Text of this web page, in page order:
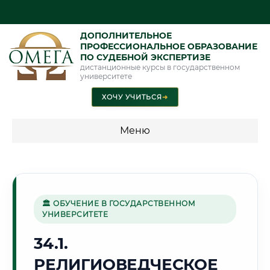
ДОПОЛНИТЕЛЬНОЕ
ПРОФЕССИОНАЛЬНОЕ ОБРАЗОВАНИЕ
ПО СУДЕБНОЙ ЭКСПЕРТИЗЕ
дистанционные курсы в государственном
университете
ХОЧУ УЧИТЬСЯ➜
Меню
специальности"
Стоимость по программам обучения "Судебная экспертиза"
Стоимость по программам обучения "Экспертиза"
🏛 ОБУЧЕНИЕ В ГОСУДАРСТВЕННОМ
УНИВЕРСИТЕТЕ
34.1.
РЕЛИГИОВЕДЧЕСКОЕ